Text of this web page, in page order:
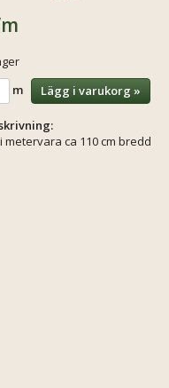
m
Lägg i varukorg »
metervara ca 110 cm bredd